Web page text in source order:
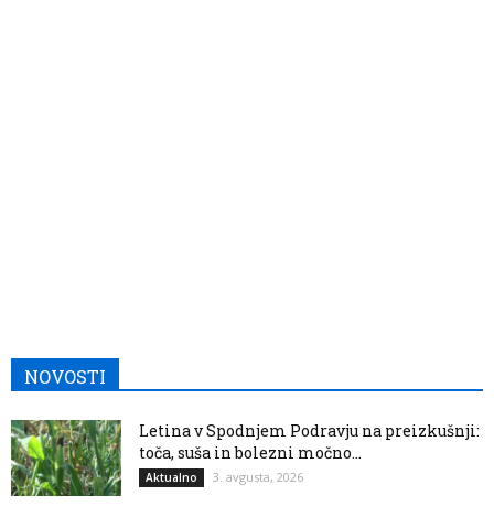
NOVOSTI
Letina v Spodnjem Podravju na preizkušnji:
toča, suša in bolezni močno...
Aktualno 3. avgusta, 2026